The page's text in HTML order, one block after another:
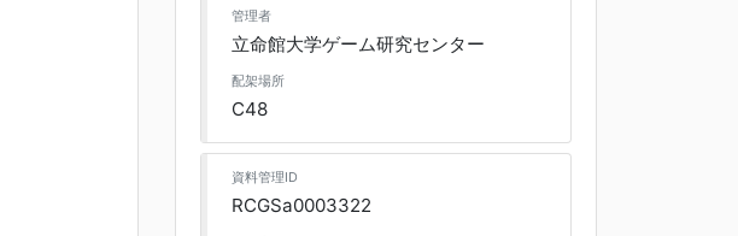
管理者
立命館大学ゲーム研究センター
配架場所
C48
資料管理ID
RCGSa0003322